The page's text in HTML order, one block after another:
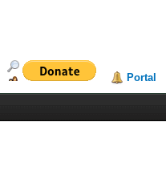
Portal